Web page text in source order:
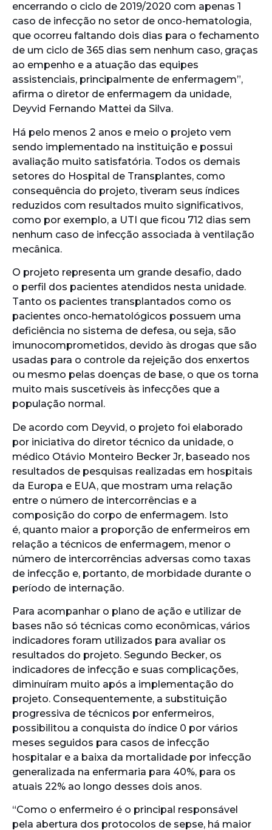
encerrando o ciclo de 2019/2020 com apenas 1
caso de infecção no setor de onco-hematologia,
que ocorreu faltando dois dias para o fechamento
de um ciclo de 365 dias sem nenhum caso, graças
ao empenho e a atuação das equipes
assistenciais, principalmente de enfermagem”,
afirma o diretor de enfermagem da unidade,
Deyvid Fernando Mattei da Silva.
Há pelo menos 2 anos e meio o projeto vem
sendo implementado na instituição e possui
avaliação muito satisfatória. Todos os demais
setores do Hospital de Transplantes, como
consequência do projeto, tiveram seus índices
reduzidos com resultados muito significativos,
como por exemplo, a UTI que ficou 712 dias sem
nenhum caso de infecção associada à ventilação
mecânica.
O projeto representa um grande desafio, dado
o perfil dos pacientes atendidos nesta unidade.
Tanto os pacientes transplantados como os
pacientes onco-hematológicos possuem uma
deficiência no sistema de defesa, ou seja, são
imunocomprometidos, devido às drogas que são
usadas para o controle da rejeição dos enxertos
ou mesmo pelas doenças de base, o que os torna
muito mais suscetíveis às infecções que a
população normal.
De acordo com Deyvid, o projeto foi elaborado
por iniciativa do diretor técnico da unidade, o
médico Otávio Monteiro Becker Jr, baseado nos
resultados de pesquisas realizadas em hospitais
da Europa e EUA, que mostram uma relação
entre o número de intercorrências e a
composição do corpo de enfermagem. Isto
é, quanto maior a proporção de enfermeiros em
relação a técnicos de enfermagem, menor o
número de intercorrências adversas como taxas
de infecção e, portanto, de morbidade durante o
período de internação.
Para acompanhar o plano de ação e utilizar de
bases não só técnicas como econômicas, vários
indicadores foram utilizados para avaliar os
resultados do projeto. Segundo Becker, os
indicadores de infecção e suas complicações,
diminuíram muito após a implementação do
projeto. Consequentemente, a substituição
progressiva de técnicos por enfermeiros,
possibilitou a conquista do índice 0 por vários
meses seguidos para casos de infecção
hospitalar e a baixa da mortalidade por infecção
generalizada na enfermaria para 40%, para os
atuais 22% ao longo desses dois anos.
“Como o enfermeiro é o principal responsável
pela abertura dos protocolos de sepse, há maior